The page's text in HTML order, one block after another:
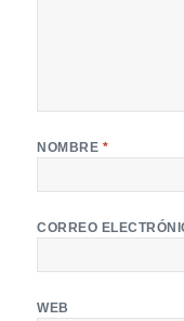
NOMBRE *
CORREO
WEB